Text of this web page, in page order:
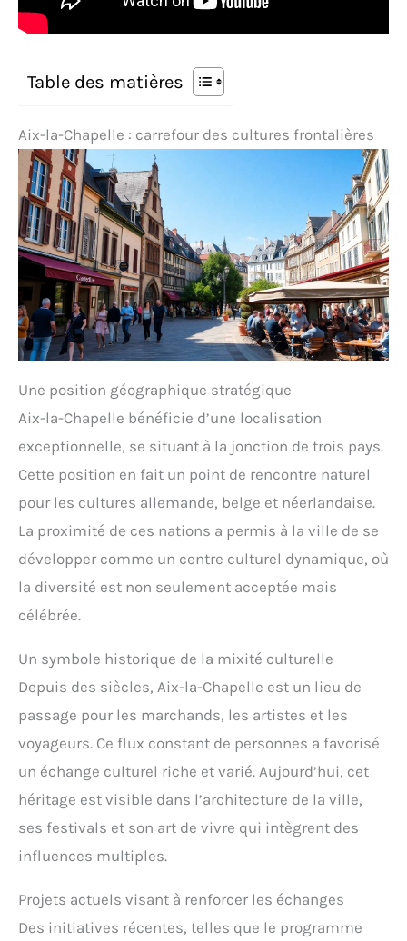
Table des matières
Aix-la-Chapelle : carrefour des cultures frontalières
Une position géographique stratégique
Aix-la-Chapelle bénéficie d’une localisation
exceptionnelle, se situant à la jonction de trois pays.
Cette position en fait un point de rencontre naturel
pour les cultures allemande, belge et néerlandaise.
La proximité de ces nations a permis à la ville de se
développer comme un centre culturel dynamique, où
la diversité est non seulement acceptée mais
célébrée.
Un symbole historique de la mixité culturelle
Depuis des siècles, Aix-la-Chapelle est un lieu de
passage pour les marchands, les artistes et les
voyageurs. Ce flux constant de personnes a favorisé
un échange culturel riche et varié. Aujourd’hui, cet
héritage est visible dans l’architecture de la ville,
ses festivals et son art de vivre qui intègrent des
influences multiples.
Projets actuels visant à renforcer les échanges
Des initiatives récentes, telles que le programme